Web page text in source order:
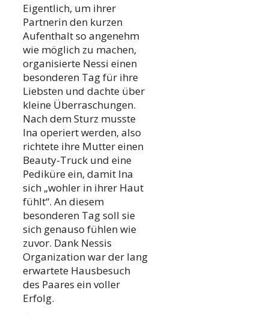
Eigentlich, um ihrer
Partnerin den kurzen
Aufenthalt so angenehm
wie möglich zu machen,
organisierte Nessi einen
besonderen Tag für ihre
Liebsten und dachte über
kleine Überraschungen.
Nach dem Sturz musste
Ina operiert werden, also
richtete ihre Mutter einen
Beauty-Truck und eine
Pediküre ein, damit Ina
sich „wohler in ihrer Haut
fühlt“. An diesem
besonderen Tag soll sie
sich genauso fühlen wie
zuvor. Dank Nessis
Organization war der lang
erwartete Hausbesuch
des Paares ein voller
Erfolg.